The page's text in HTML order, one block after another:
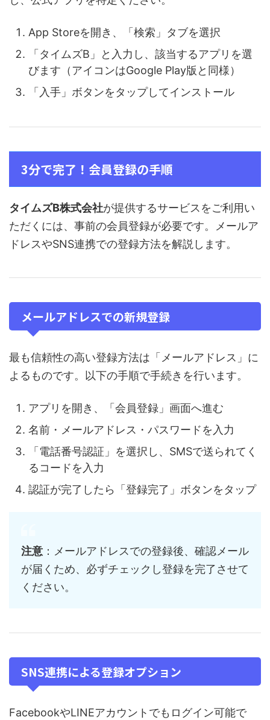
App Storeを開き、「検索」タブを選択
「タイムズB」と入力し、該当するアプリを選
びます（アイコンはGoogle Play版と同様）
「入手」ボタンをタップしてインストール
3分で完了！会員登録の手順
タイムズB株式会社が提供するサービスをご利用い
ただくには、事前の会員登録が必要です。メールア
ドレスやSNS連携での登録方法を解説します。
メールアドレスでの新規登録
最も信頼性の高い登録方法は「メールアドレス」に
よるものです。以下の手順で手続きを行います。
アプリを開き、「会員登録」画面へ進む
名前・メールアドレス・パスワードを入力
「電話番号認証」を選択し、SMSで送られてく
るコードを入力
認証が完了したら「登録完了」ボタンをタップ
注意 ：メールアドレスでの登録後、確認メール
が届くため、必ずチェックし登録を完了させて
ください。
SNS連携による登録オプション
FacebookやLINEアカウントでもログイン可能で